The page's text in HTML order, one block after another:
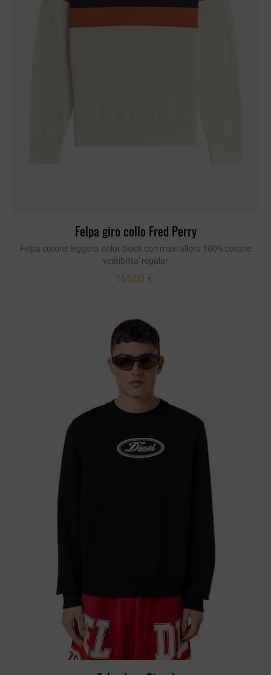
Felpa giro collo Fred Perry
Felpa cotone leggero, color block con maxi alloro 100% cotone
vestibilita' regular
165,00 €